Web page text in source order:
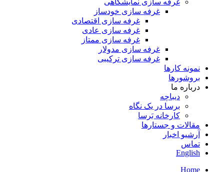
غرفه سازی نمایشگاهی
غرفه سازی خودساز
غرفه سازی اقتصادی
غرفه سازی عادی
غرفه سازی ممتاز
غرفه سازی مدولار
غرفه سازی ترکیبی
نمونه کارها
بروشورها
درباره ما
دیباچه
برسا در یک نگاه
کارخانه بَرسا
مقالات و جستارها
آرشیو اخبار
تماس
English
Home